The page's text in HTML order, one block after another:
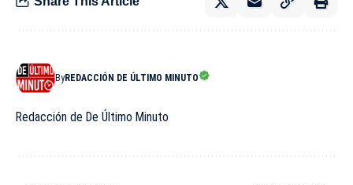
ByREDACCIÓN DE ÚLTIMO MINUTO
Redacción de De Último Minuto